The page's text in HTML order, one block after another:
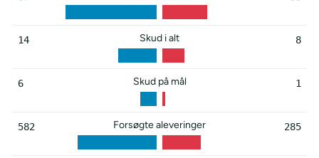
14 Skud i alt 8
6 Skud på mål 1
582 Forsøgte aleveringer 285